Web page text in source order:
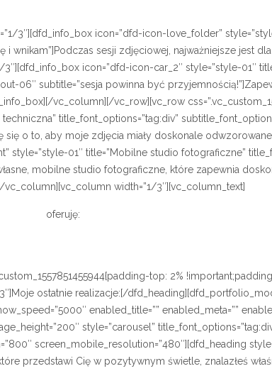
icon=”dfd-icon-love_folder”
i wnikam”]Podczas sesji zdjęciowej, najważniejsze jest
icon=”dfd-icon-car_2″ style=”style-01″
06″ subtitle=”sesja powinna być
vc_column][/vc_row][vc_row
title_font_options=”tag:div”
o to, aby moje zdjęcia miały doskonale
01″ title=”Mobilne studio fotograficzne”
mobilne studio fotograficzne, które zapewnia
width=”1/3″][vc_column_text]
oferuję:
top: 2%
ostatnie realizacje:[/
enabled_title=”” enabled_meta=””
style=”carousel”
screen_mobile_resolution=”480″][dfd_heading
przedstawi Cię w pozytywnym świetle, znalazłeś